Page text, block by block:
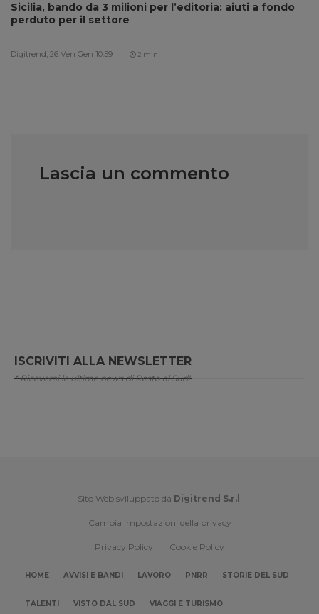
Sicilia, bando da 3 milioni per l’editoria: aiuti a fondo
perduto per il settore
Digitrend, 26 Ven Gen 10:59 2 min
Lascia un commento
ISCRIVITI ALLA NEWSLETTER
* Riceverai le ultime news di Resto al Sud!
Sito Web sviluppato da Digitrend S.r.l .
Cambia impostazioni della privacy
Privacy Policy Cookie Policy
HOME AVVISI E BANDI LAVORO PNRR STORIE DEL SUD
TALENTI VISTO DAL SUD VIAGGI E TURISMO